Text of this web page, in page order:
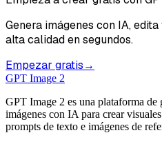
Genera imágenes con IA,
alta calidad en segundos.
Empezar gratis→
GPT Image 2
GPT Image 2 es una plataforma
imágenes con IA para crear
prompts de texto e imágenes de